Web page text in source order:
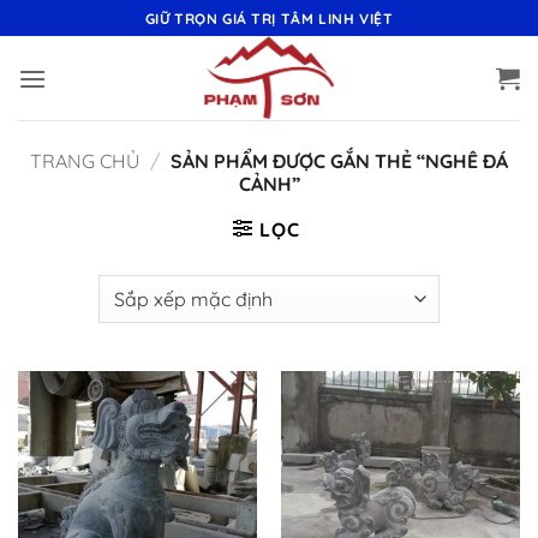
qua
nội
GIỮ TRỌN GIÁ TRỊ TÂM LINH VIỆT
TRANG CHỦ / SẢN PHẨM ĐƯỢC GẮN THẺ “NGHÊ ĐÁ
CẢNH”
LỌC